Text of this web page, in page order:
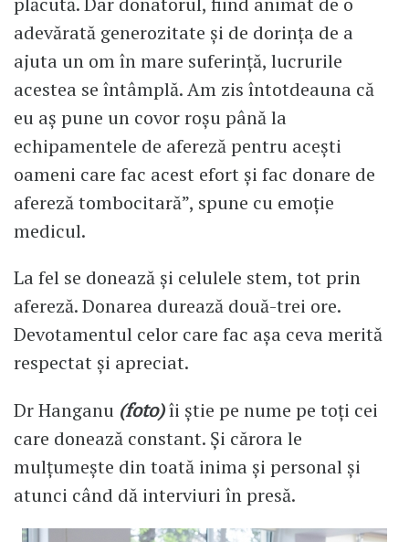
adevărată generozitate și de dorința de a
ajuta un om în mare suferință, lucrurile
acestea se întâmplă. Am zis întotdeauna că
eu aș pune un covor roșu până la
echipamentele de afereză pentru acești
oameni care fac acest efort și fac donare de
afereză tombocitară”, spune cu emoție
medicul.
La fel se donează și celulele stem, tot prin
afereză. Donarea durează două-trei ore.
Devotamentul celor care fac așa ceva merită
respectat și apreciat.
Dr Hanganu (foto)îi știe pe nume pe toți cei
care donează constant. Și cărora le
mulțumește din toată inima și personal și
atunci când dă interviuri în presă.